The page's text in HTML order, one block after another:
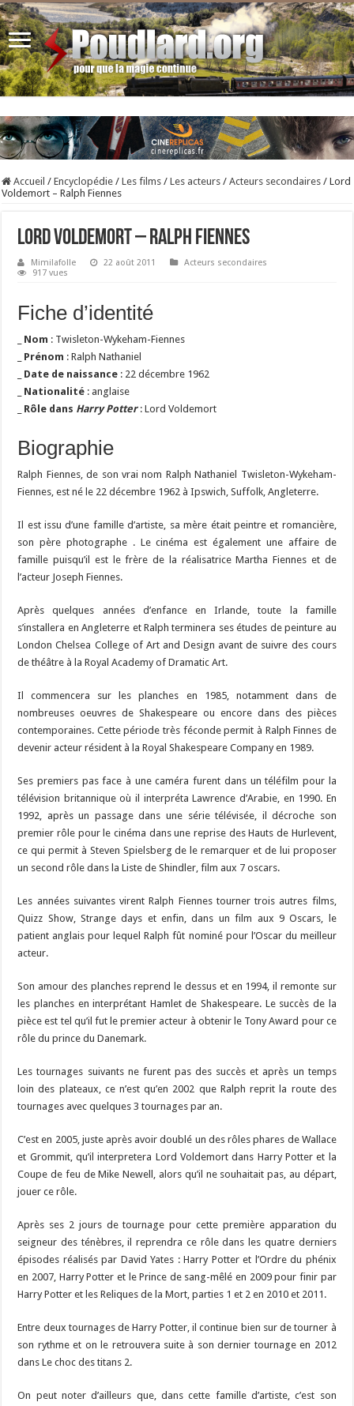
Accueil / Encyclopédie / Les films / Les acteurs / Acteurs secondaires / Lord
Voldemort – Ralph Fiennes
Lord Voldemort – Ralph Fiennes
Mimilafolle 22 août 2011
Acteurs secondaires
917 vues
Fiche d’identité
Nom : Twisleton-Wykeham-Fiennes
Prénom : Ralph Nathaniel
Date de naissance : 22 décembre 1962
Nationalité : anglaise
Rôle dans Harry Potter : Lord Voldemort
Biographie
Ralph Fiennes, de son vrai nom Ralph Nathaniel Twisleton-Wykeham-
Fiennes, est né le 22 décembre 1962 à Ipswich, Suffolk, Angleterre.
Il est issu d’une famille d’artiste, sa mère était peintre et romancière,
son père photographe . Le cinéma est également une affaire de
famille puisqu’il est le frère de la réalisatrice Martha Fiennes et de
l’acteur Joseph Fiennes.
Après quelques années d’enfance en Irlande, toute la famille
s’installera en Angleterre et Ralph terminera ses études de peinture au
London Chelsea College of Art and Design avant de suivre des cours
de théâtre à la Royal Academy of Dramatic Art.
Il commencera sur les planches en 1985, notamment dans de
nombreuses oeuvres de Shakespeare ou encore dans des pièces
contemporaines. Cette période très féconde permit à Ralph Finnes de
devenir acteur résident à la Royal Shakespeare Company en 1989.
Ses premiers pas face à une caméra furent dans un téléfilm pour la
télévision britannique où il interpréta Lawrence d’Arabie, en 1990. En
1992, après un passage dans une série télévisée, il décroche son
premier rôle pour le cinéma dans une reprise des Hauts de Hurlevent,
ce qui permit à Steven Spielsberg de le remarquer et de lui proposer
un second rôle dans la Liste de Shindler, film aux 7 oscars.
Les années suivantes virent Ralph Fiennes tourner trois autres films,
Quizz Show, Strange days et enfin, dans un film aux 9 Oscars, le
patient anglais pour lequel Ralph fût nominé pour l’Oscar du meilleur
acteur.
Son amour des planches reprend le dessus et en 1994, il remonte sur
les planches en interprétant Hamlet de Shakespeare. Le succès de la
pièce est tel qu’il fut le premier acteur à obtenir le Tony Award pour ce
rôle du prince du Danemark.
Les tournages suivants ne furent pas des succès et après un temps
loin des plateaux, ce n’est qu’en 2002 que Ralph reprit la route des
tournages avec quelques 3 tournages par an.
C’est en 2005, juste après avoir doublé un des rôles phares de Wallace
et Grommit, qu’il interpretera Lord Voldemort dans Harry Potter et la
Coupe de feu de Mike Newell, alors qu’il ne souhaitait pas, au départ,
jouer ce rôle.
Après ses 2 jours de tournage pour cette première apparation du
seigneur des ténèbres, il reprendra ce rôle dans les quatre derniers
épisodes réalisés par David Yates : Harry Potter et l’Ordre du phénix
en 2007, Harry Potter et le Prince de sang-mêlé en 2009 pour finir par
Harry Potter et les Reliques de la Mort, parties 1 et 2 en 2010 et 2011.
Entre deux tournages de Harry Potter, il continue bien sur de tourner à
son rythme et on le retrouvera suite à son dernier tournage en 2012
dans Le choc des titans 2.
On peut noter d’ailleurs que, dans cette famille d’artiste, c’est son